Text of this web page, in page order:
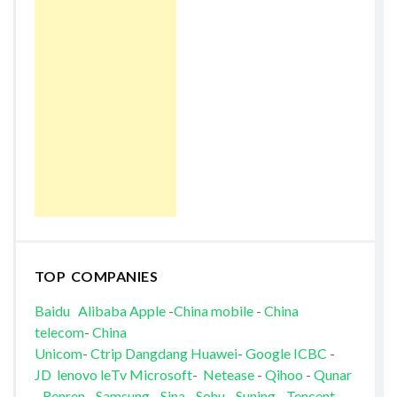
TOP COMPANIES
Baidu AlibabaApple-China mobile- China
telecom- China
Unicom- Ctrip Dangdang Huawei- Google ICBC -
JD lenovo leTv Microsoft- Netease- Qihoo - Qunar